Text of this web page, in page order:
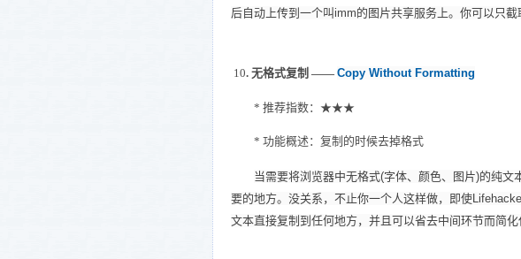
后自动上传到一个叫imm的图片共享服务上。你可以只
10. 无格式复制 —— Copy Without Formatting
* 推荐指数：★★★
* 功能概述：复制的时候去掉格式
当需要将浏览器中无格式(字体、颜色、图片)的纯
要的地方。没关系，不止你一个人这样做，即使
文本直接复制到任何地方，并且可以省去中间环节而简化